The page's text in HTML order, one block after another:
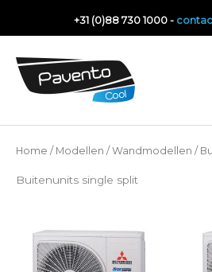
inhoud
+31 (0)88 730 1000 -
Home / Modellen / Wandmodellen /
Buitenunits single split